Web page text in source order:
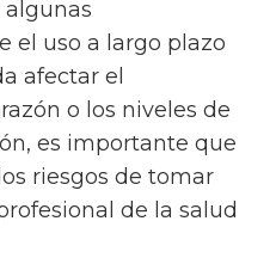
algunas
el uso a largo plazo
afectar el
o los niveles de
es importante que
riesgos de tomar
de la salud